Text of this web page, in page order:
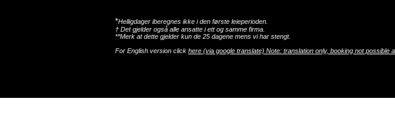
*Helligdager iberegnes ikke i den første leieperioden.
† Det gjelder også alle ansatte i ett og samme firma.
**Merk at dette gjelder kun de 25 dagene mens vi har stengt.
For English version click here (via google translate) Note: translation only, booking not possible